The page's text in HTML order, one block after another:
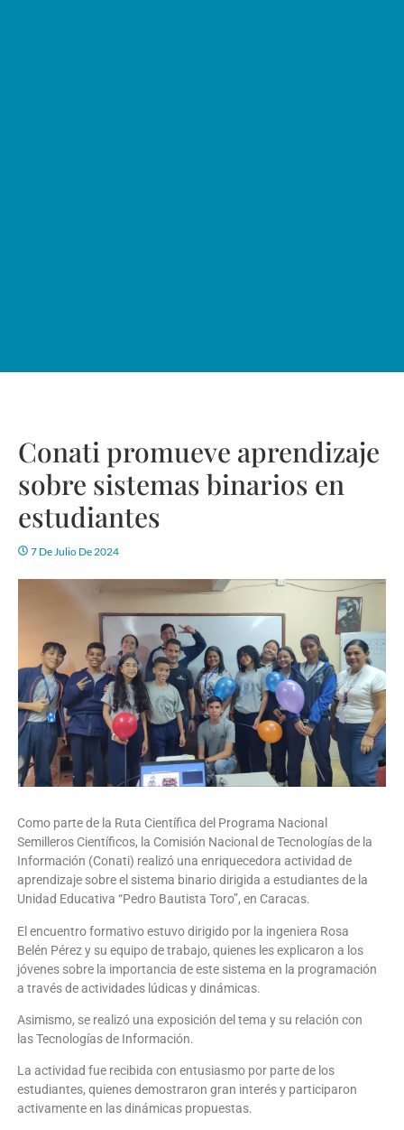
Conati promueve aprendizaje
sobre sistemas binarios en
estudiantes
7 De Julio De 2024
Como parte de la Ruta Científica del Programa Nacional
Semilleros Científicos, la Comisión Nacional de Tecnologías de la
Información (Conati) realizó una enriquecedora actividad de
aprendizaje sobre el sistema binario dirigida a estudiantes de la
Unidad Educativa “Pedro Bautista Toro”, en Caracas.
El encuentro formativo estuvo dirigido por la ingeniera Rosa
Belén Pérez y su equipo de trabajo, quienes les explicaron a los
jóvenes sobre la importancia de este sistema en la programación
a través de actividades lúdicas y dinámicas.
Asimismo, se realizó una exposición del tema y su relación con
las Tecnologías de Información.
La actividad fue recibida con entusiasmo por parte de los
estudiantes, quienes demostraron gran interés y participaron
activamente en las dinámicas propuestas.